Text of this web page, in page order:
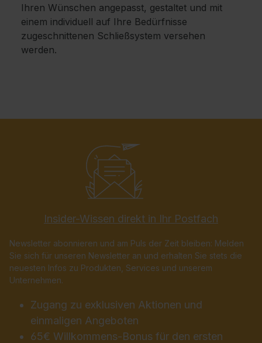
Ihren Wünschen angepasst, gestaltet und mit
einem individuell auf Ihre Bedürfnisse
zugeschnittenen Schließsystem versehen
werden.
Insider-Wissen direkt in Ihr Postfach
Newsletter abonnieren und am Puls der Zeit bleiben: Melden
Sie sich für unseren Newsletter an und erhalten Sie stets die
neuesten Infos zu Produkten, Services und unserem
Unternehmen.
Zugang zu exklusiven Aktionen und
einmaligen Angeboten
65€ Willkommens-Bonus für den ersten